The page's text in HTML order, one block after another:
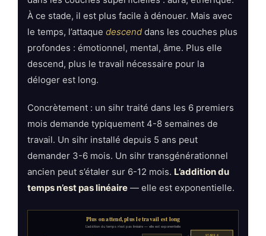
À ce stade, il est plus facile à dénouer. Mais avec
le temps, l’attaque descend dans les couches plus
profondes : émotionnel, mental, âme. Plus elle
descend, plus le travail nécessaire pour la
déloger est long.
Concrètement : un sihr traité dans les 6 premiers
mois demande typiquement 4-8 semaines de
travail. Un sihr installé depuis 5 ans peut
demander 3-6 mois. Un sihr transgénérationnel
ancien peut s’étaler sur 6-12 mois. L’addition du
temps n’est pas linéaire — elle est exponentielle.